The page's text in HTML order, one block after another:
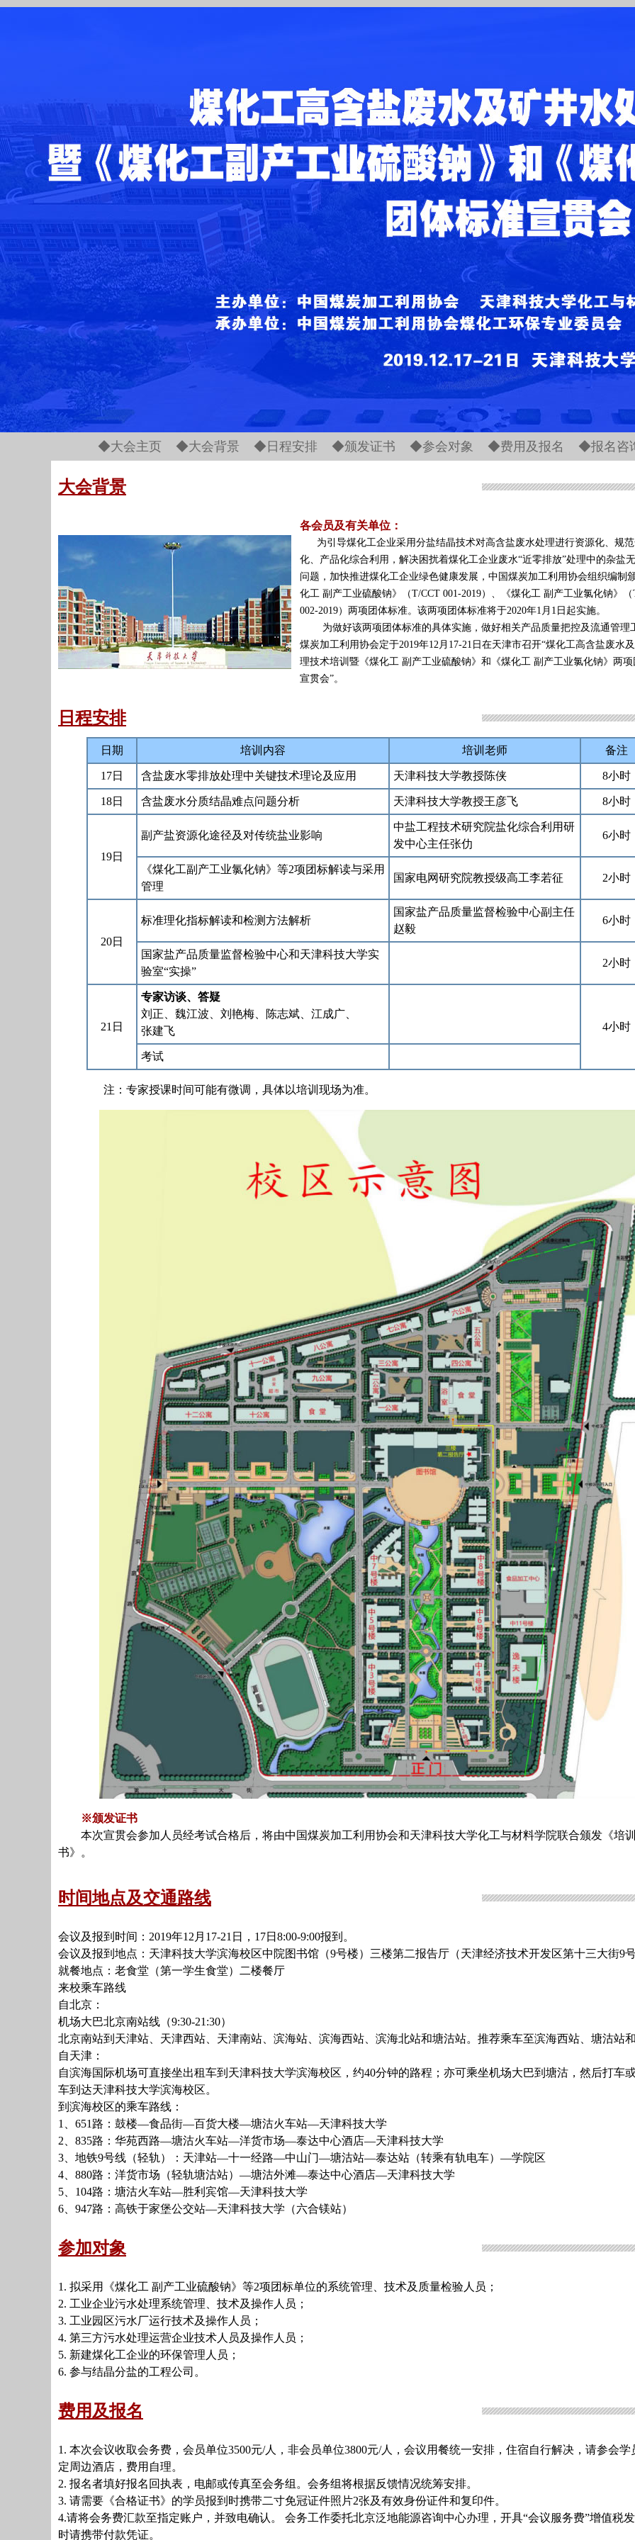
◆大会主页 ◆大会背景 ◆ 日程安排 ◆颁发证书 ◆参会对象 ◆费用及报名 ◆报名咨
大会背景
各会员及有关单位：
为引导煤化工企业采用分盐结晶技术对高含盐废水处理进行资源化、规
化、产品化综合利用，解决困扰着煤化工企业废水“近零排放”处理中的杂盐
问题，加快推进煤化工企业绿色健康发展，中国煤炭加工利用协会组织编制
化工 副产工业硫酸钠》（T/CCT 001-2019）、《煤化工 副产工业氯化钠》（
002-2019）两项团体标准。该两项团体标准将于2020年1月1日起实施。
为做好该两项团体标准的具体实施，做好相关产品质量把控及流通管理
煤炭加工利用协会定于2019年12月17-21日在天津市召开“煤化工高含盐废水
理技术培训暨《煤化工 副产工业硫酸钠》和《煤化工 副产工业氯化钠》两
宣贯会”。
日程安排
日期 培训内容 培训老师 备注
17日 含盐废水零排放处理中关键技术理论及应用 天津科技大学教授陈侠 8小时
18日 含盐废水分质结晶难点问题分析 天津科技大学教授王彦飞 8小时
19日
副产盐资源化途径及对传统盐业影响
中盐工程技术研究院盐化综合利用研
发中心主任张仂
6小时
《煤化工副产工业氯化钠》等2项团标解读与采用
管理
国家电网研究院教授级高工李若征 2小时
20日
标准理化指标解读和检测方法解析
国家盐产品质量监督检验中心副主任
赵毅
6小时
国家盐产品质量监督检验中心和天津科技大学实
验室“实操”
2小时
21日
专家访谈、答疑
刘正、魏江波、刘艳梅、陈志斌、江成广、
张建飞
4小时
考试
注：专家授课时间可能有微调，具体以培训现场为准。
※颁发证书
本次宣贯会参加人员经考试合格后，将由中国煤炭加工利用协会和天津科技大学化工与材料学院联合颁发《培
书》。
时间地点及交通路线
会议及报到时间：2019年12月17-21日，17日8:00-9:00报到。
会议及报到地点：天津科技大学滨海校区中院图书馆（9号楼）三楼第二报告厅（天津经济技术开发区第十三大街9
就餐地点：老食堂（第一学生食堂）二楼餐厅
来校乘车路线
自北京：
机场大巴北京南站线（9:30-21:30）
北京南站到天津站、天津西站、天津南站、滨海站、滨海西站、滨海北站和塘沽站。推荐乘车至滨海西站、塘沽站
自天津：
自滨海国际机场可直接坐出租车到天津科技大学滨海校区，约40分钟的路程；亦可乘坐机场大巴到塘沽，然后打车
车到达天津科技大学滨海校区。
到滨海校区的乘车路线：
1、651路：鼓楼—食品街—百货大楼—塘沽火车站—天津科技大学
2、835路：华苑西路—塘沽火车站—洋货市场—泰达中心酒店—天津科技大学
3、地铁9号线（轻轨）：天津站—十一经路—中山门—塘沽站—泰达站（转乘有轨电车）—学院区
4、880路：洋货市场（轻轨塘沽站）—塘沽外滩—泰达中心酒店—天津科技大学
5、104路：塘沽火车站—胜利宾馆—天津科技大学
6、947路：高铁于家堡公交站—天津科技大学（六合镁站）
参加对象
1. 拟采用《煤化工 副产工业硫酸钠》等2项团标单位的系统管理、技术及质量检验人员；
2. 工业企业污水处理系统管理、技术及操作人员；
3. 工业园区污水厂运行技术及操作人员；
4. 第三方污水处理运营企业技术人员及操作人员；
5. 新建煤化工企业的环保管理人员；
6. 参与结晶分盐的工程公司。
费用及报名
1. 本次会议收取会务费，会员单位3500元/人，非会员单位3800元/人，会议用餐统一安排，住宿自行解决，请参会学
定周边酒店，费用自理。
2. 报名者填好报名回执表，电邮或传真至会务组。会务组将根据反馈情况统筹安排。
3. 请需要《合格证书》的学员报到时携带二寸免冠证件照片2张及有效身份证件和复印件。
4.请将会务费汇款至指定账户，并致电确认。 会务工作委托北京泛地能源咨询中心办理，开具“会议服务费”增值税
时请携带付款凭证。